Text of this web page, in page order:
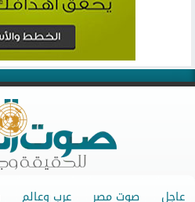
عاجل صوت مصر عرب وعالم